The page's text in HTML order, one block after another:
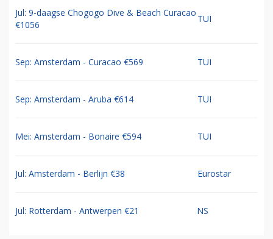
Jul: 9-daagse Chogogo Dive & Beach Curacao
€1056
TUI
Sep: Amsterdam - Curacao €569 TUI
Sep: Amsterdam - Aruba €614 TUI
Mei: Amsterdam - Bonaire €594 TUI
Jul: Amsterdam - Berlijn €38 Eurostar
Jul: Rotterdam - Antwerpen €21 NS